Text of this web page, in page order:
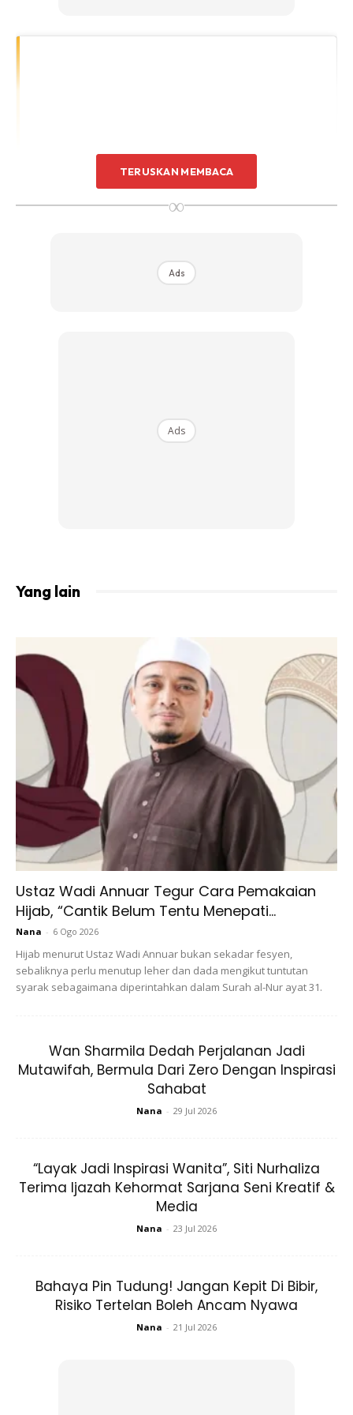
yang teruja dengan ramalannya dan tak sangka dia berjaya
Ads
memilih Bilal iaitu anaknya yang tercinta untuk memenangi
anugerah vokal terbaik dalam acara tersebut.
TERUSKAN MEMBACA
∞
Ads
Ads
Yang lain
Ustaz Wadi Annuar Tegur Cara Pemakaian
Hijab, “Cantik Belum Tentu Menepati...
Nana - 6 Ogo 2026
Hijab menurut Ustaz Wadi Annuar bukan sekadar fesyen,
sebaliknya perlu menutup leher dan dada mengikut tuntutan
syarak sebagaimana diperintahkan dalam Surah al-Nur ayat 31.
Wan Sharmila Dedah Perjalanan Jadi
Mutawifah, Bermula Dari Zero Dengan Inspirasi
Sahabat
Nana - 29 Jul 2026
“Layak Jadi Inspirasi Wanita”, Siti Nurhaliza
Terima Ijazah Kehormat Sarjana Seni Kreatif &
Media
Nana - 23 Jul 2026
Bahaya Pin Tudung! Jangan Kepit Di Bibir,
Risiko Tertelan Boleh Ancam Nyawa
Nana - 21 Jul 2026